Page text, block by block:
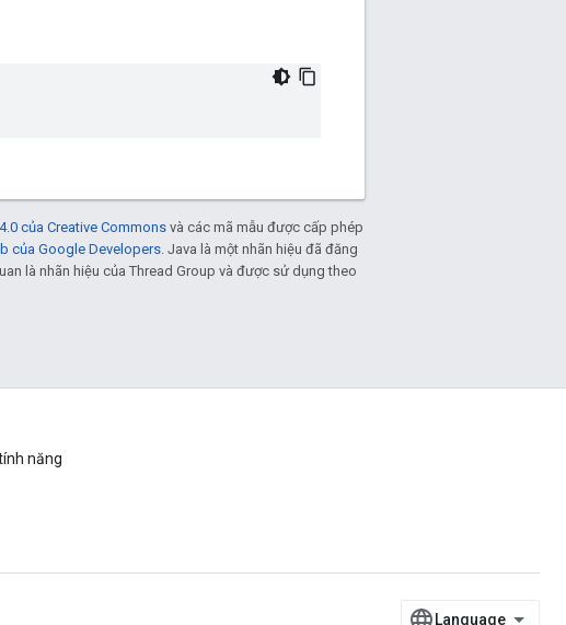
của Creative Commonsvà các mã mẫu được cấp phép
của Google Developers. Java là một nhãn hiệu đã đăng
là nhãn hiệu của Thread Group và được sử dụng theo
năng